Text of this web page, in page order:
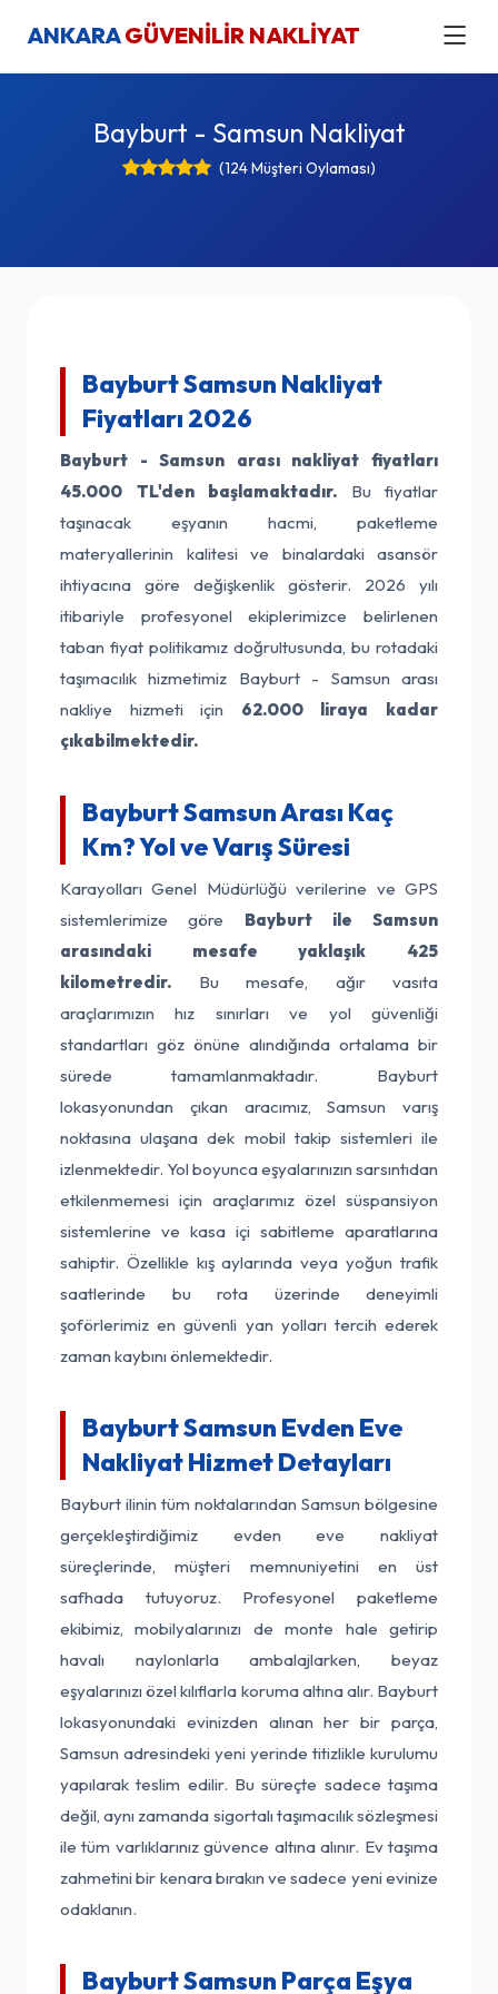
ANKARAGÜVENİLİR NAKLİYAT
Bayburt - Samsun Nakliyat
(124 Müşteri Oylaması)
Bayburt Samsun Nakliyat
Fiyatları 2026
Bayburt - Samsun arası nakliyat fiyatları
45.000 TL'den başlamaktadır. Bu fiyatlar
taşınacak eşyanın hacmi, paketleme
materyallerinin kalitesi ve binalardaki asansör
ihtiyacına göre değişkenlik gösterir. 2026 yılı
itibariyle profesyonel ekiplerimizce belirlenen
taban fiyat politikamız doğrultusunda, bu rotadaki
taşımacılık hizmetimiz Bayburt - Samsun arası
nakliye hizmeti için 62.000 liraya kadar
çıkabilmektedir.
Bayburt Samsun Arası Kaç
Km? Yol ve Varış Süresi
Karayolları Genel Müdürlüğü verilerine ve GPS
sistemlerimize göre Bayburt ile Samsun
arasındaki mesafe yaklaşık 425
kilometredir. Bu mesafe, ağır vasıta
araçlarımızın hız sınırları ve yol güvenliği
standartları göz önüne alındığında ortalama bir
sürede tamamlanmaktadır. Bayburt
lokasyonundan çıkan aracımız, Samsun varış
noktasına ulaşana dek mobil takip sistemleri ile
izlenmektedir. Yol boyunca eşyalarınızın sarsıntıdan
etkilenmemesi için araçlarımız özel süspansiyon
sistemlerine ve kasa içi sabitleme aparatlarına
sahiptir. Özellikle kış aylarında veya yoğun trafik
saatlerinde bu rota üzerinde deneyimli
şoförlerimiz en güvenli yan yolları tercih ederek
zaman kaybını önlemektedir.
Bayburt Samsun Evden Eve
Nakliyat Hizmet Detayları
Bayburt ilinin tüm noktalarından Samsun bölgesine
gerçekleştirdiğimiz evden eve nakliyat
süreçlerinde, müşteri memnuniyetini en üst
safhada tutuyoruz. Profesyonel paketleme
ekibimiz, mobilyalarınızı de monte hale getirip
havalı naylonlarla ambalajlarken, beyaz
eşyalarınızı özel kılıflarla koruma altına alır. Bayburt
lokasyonundaki evinizden alınan her bir parça,
Samsun adresindeki yeni yerinde titizlikle kurulumu
yapılarak teslim edilir. Bu süreçte sadece taşıma
değil, aynı zamanda sigortalı taşımacılık sözleşmesi
ile tüm varlıklarınız güvence altına alınır. Ev taşıma
zahmetini bir kenara bırakın ve sadece yeni evinize
odaklanın.
Bayburt Samsun Parça Eşya